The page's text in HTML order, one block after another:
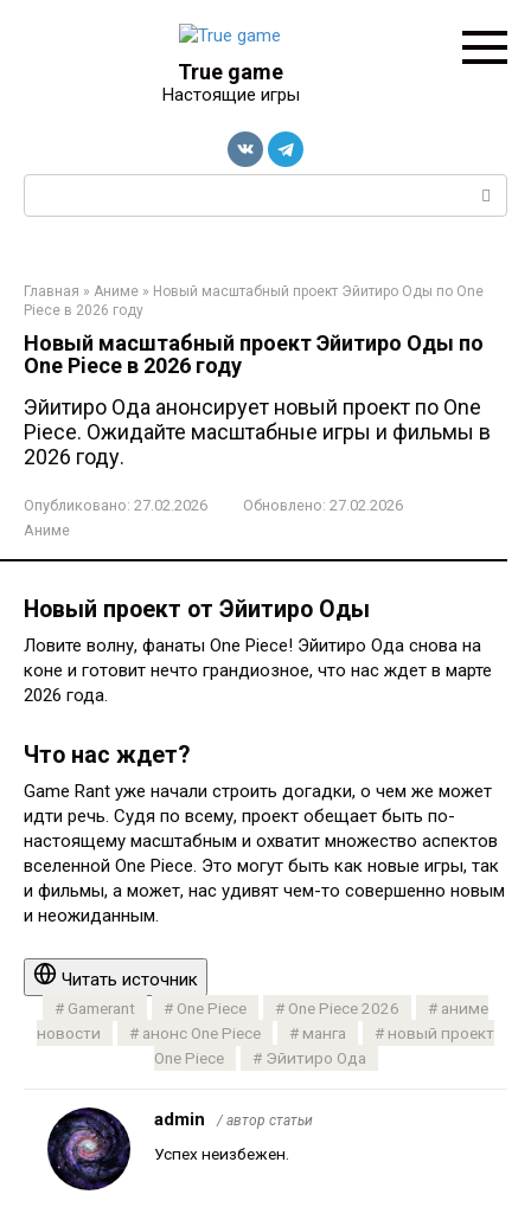
True game
Настоящие игры
Поиск:
Главная » Аниме » Новый масштабный проект Эйитиро Оды по One
Piece в 2026 году
Новый масштабный проект Эйитиро Оды по
One Piece в 2026 году
Эйитиро Ода анонсирует новый проект по One
Piece. Ожидайте масштабные игры и фильмы в
2026 году.
Опубликовано: 27.02.2026 Обновлено: 27.02.2026
Аниме
Новый проект от Эйитиро Оды
Ловите волну, фанаты One Piece! Эйитиро Ода снова на
коне и готовит нечто грандиозное, что нас ждет в марте
2026 года.
Что нас ждет?
Game Rant уже начали строить догадки, о чем же может
идти речь. Судя по всему, проект обещает быть по-
настоящему масштабным и охватит множество аспектов
вселенной One Piece. Это могут быть как новые игры, так
и фильмы, а может, нас удивят чем-то совершенно новым
и неожиданным.
Читать источник
Gamerant One Piece One Piece 2026
аниме
новости
анонс One Piece манга
новый проект
One Piece
Эйитиро Ода
admin / автор статьи
Успех неизбежен.